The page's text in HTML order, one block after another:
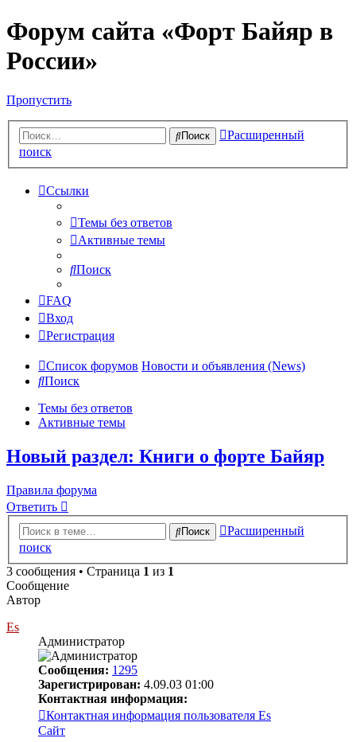
Форум сайта «Форт Байяр в
России»
Пропустить
Поиск
Расширенный
поиск
Ссылки
Темы без ответов
Активные темы
Поиск
FAQ
Вход
Регистрация
Список форумов Новости и объявления (News)
Поиск
Темы без ответов
Активные темы
Новый раздел: Книги о форте Байяр
Правила форума
Ответить
Поиск
Расширенный
поиск
3 сообщения • Страница 1 из 1
Сообщение
Автор
Es
Администратор
Сообщения: 1295
Зарегистрирован: 4.09.03 01:00
Контактная информация:
Контактная информация пользователя Es
Сайт